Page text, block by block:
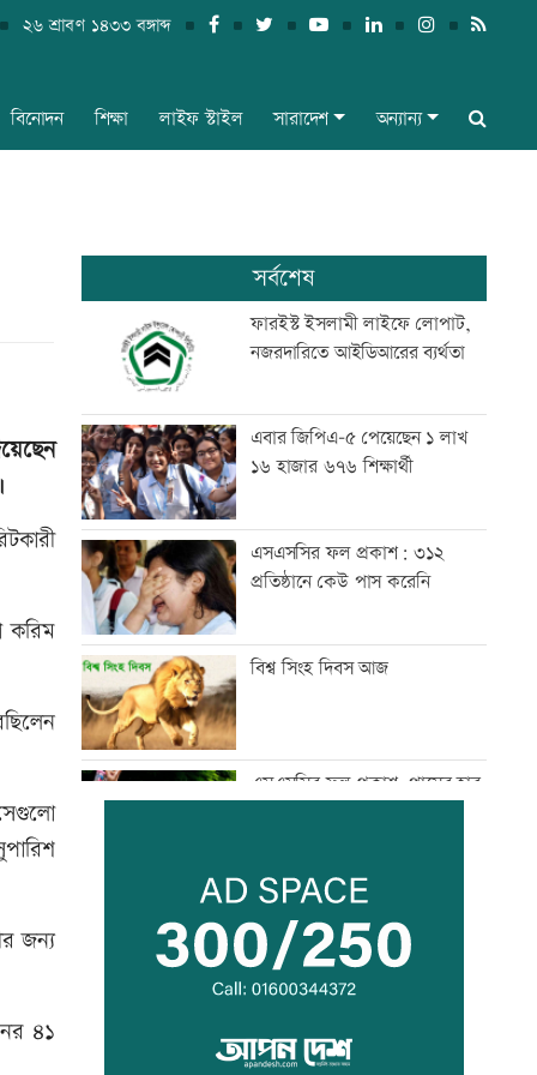
২৬ শ্রাবণ ১৪৩৩ বঙ্গাব্দ
বিনোদন শিক্ষা লাইফ স্টাইল সারাদেশ অন্যান্য
করিম
জন্য
৪১
সর্বশেষ
ফারইস্ট ইসলামী লাইফে লোপাট,
নজরদারিতে আইডিআরের ব্যর্থতা
এবার জিপিএ-৫ পেয়েছেন ১ লাখ
১৬ হাজার ৬৭৬ শিক্ষার্থী
এসএসসির ফল প্রকাশ: ৩১২
প্রতিষ্ঠানে কেউ পাস করেনি
বিশ্ব সিংহ দিবস আজ
এসএসসির ফল প্রকাশ, পাসের হার
দুপুরের মধ্যে বজ্রসহ বৃষ্টির আভাস